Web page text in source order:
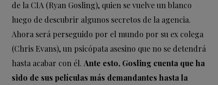
de la CIA (Ryan Gosling), quien se vuelve un blanco
luego de descubrir algunos secretos de la agencia.
Ahora será perseguido por el mundo por su ex colega
(Chris Evans), un psicópata asesino que no se detendrá
hasta acabar con él. Ante esto, Gosling cuenta que ha
sido de sus películas más demandantes hasta la